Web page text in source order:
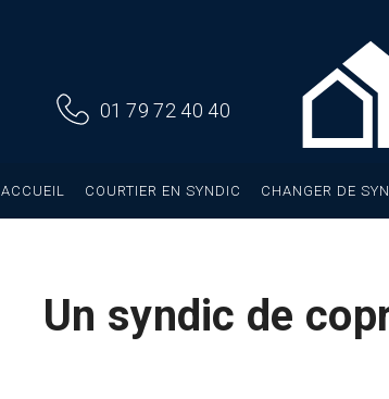
01 79 72 40 40
ACCUEIL COURTIER EN SYNDIC CHANGER DE
Un syndic de